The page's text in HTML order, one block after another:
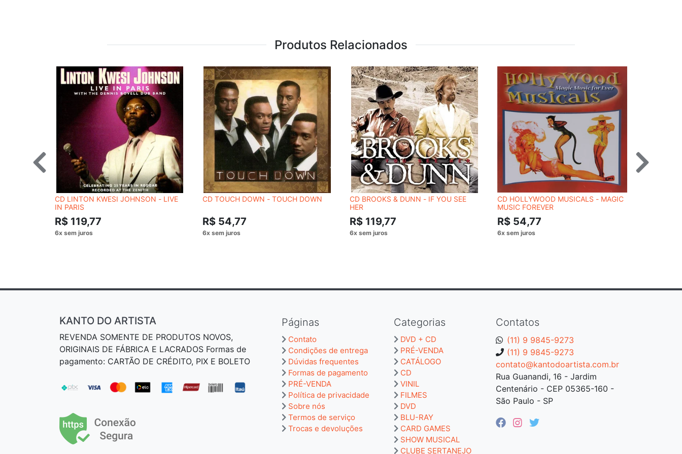
Produtos Relacionados
CD LINTON KWESI JOHNSON - LIVE
IN PARIS
R$ 119,77
CD TOUCH DOWN - TOUCH DOWN
R$ 54,77
CD BROOKS & DUNN - IF YOU SEE
HER
R$ 119,77
CD HOLLYWOOD MUSICALS - MAGIC
MUSIC FOREVER
R$ 54,77
Contatos
(11) 9 9845-9273
(11) 9 9845-9273
contato@kantodoartista.com.br
Rua Guanandi, 16 - Jardim
Centenário - CEP 05365-160 -
São Paulo - SP
Páginas
Contato
Condições de entrega
Dúvidas frequentes
Formas de pagamento
PRÉ-VENDA
Política de privacidade
Sobre nós
Termos de serviço
Trocas e devoluções
Categorias
DVD + CD
PRÉ-VENDA
CATÁLOGO
CD
VINIL
FILMES
DVD
BLU-RAY
CARD GAMES
SHOW MUSICAL
CLUBE SERTANEJO
KANTO DO ARTISTA
REVENDA SOMENTE DE PRODUTOS NOVOS,
ORIGINAIS DE FÁBRICA E LACRADOS Formas de
pagamento: CARTÃO DE CRÉDITO, PIX E BOLETO